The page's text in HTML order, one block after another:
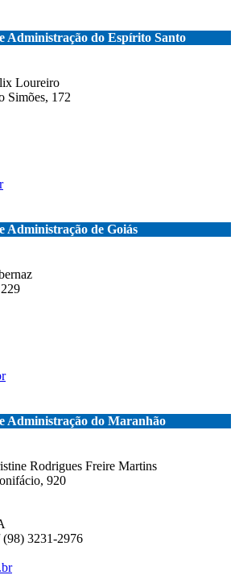
Administração do Espírito Santo
Loureiro
Simões, 172
Administração de Goiás
Administração do Maranhão
Rodrigues Freire Martins
920
3231-2976